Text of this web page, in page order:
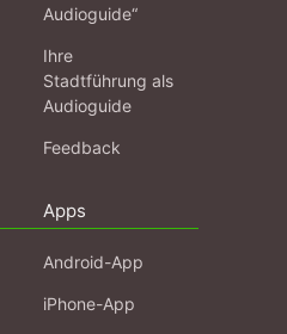
Audioguide“
Ihre
Stadtführung als
Audioguide
Feedback
Apps
Android-App
iPhone-App